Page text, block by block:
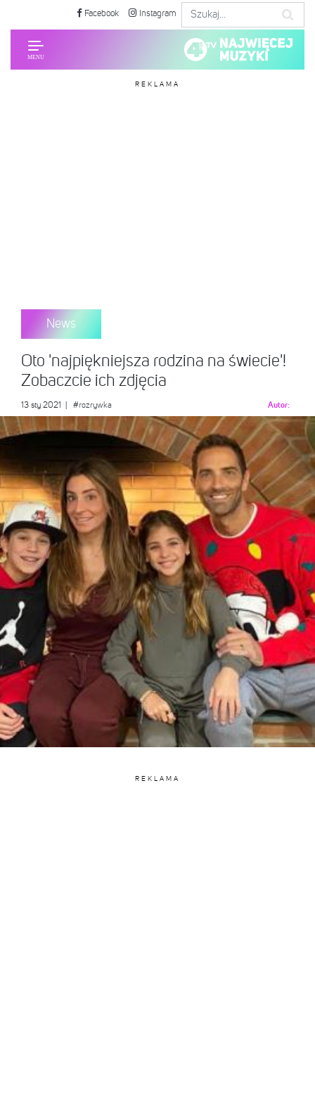
Facebook Instagram
REKLAMA
News
Oto 'najpiękniejsza rodzina na świecie'!
Zobaczcie ich zdjęcia
13 sty 2021 #rozrywka Autor:
REKLAMA